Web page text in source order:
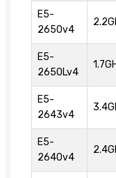
E5-
2650v4
E5-
2650Lv4
E5-
2643v4
E5-
2640v4